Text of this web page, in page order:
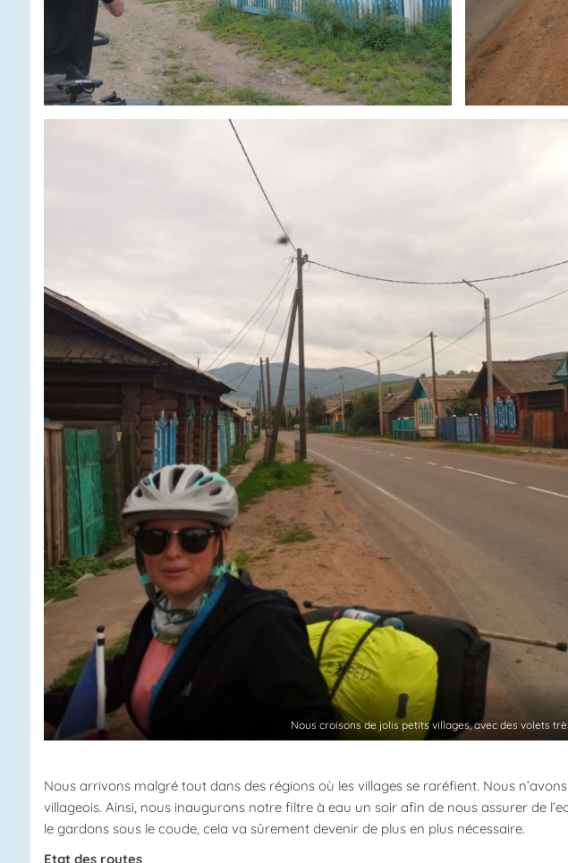
Nous croisons de jolis petits villages, avec des volets
Nous arrivons malgré tout dans des régions où les villages se raréfient. Nous
villageois. Ainsi, nous inaugurons notre filtre à eau un soir afin de nous assurer de
le gardons sous le coude, cela va sûrement devenir de plus en plus nécessaire.
Etat des routes